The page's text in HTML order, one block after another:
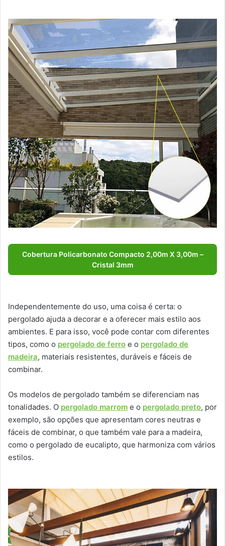
Cobertura Policarbonato Compacto 2,00m X 3,00m –
Cristal 3mm
Independentemente do uso, uma coisa é certa: o
pergolado ajuda a decorar e a oferecer mais estilo aos
ambientes. E para isso, você pode contar com diferentes
tipos, como o pergolado de ferro e o pergolado de
madeira, materiais resistentes, duráveis e fáceis de
combinar.
Os modelos de pergolado também se diferenciam nas
tonalidades. O pergolado marrom e o pergolado preto, por
exemplo, são opções que apresentam cores neutras e
fáceis de combinar, o que também vale para a madeira,
como o pergolado de eucalipto, que harmoniza com vários
estilos.